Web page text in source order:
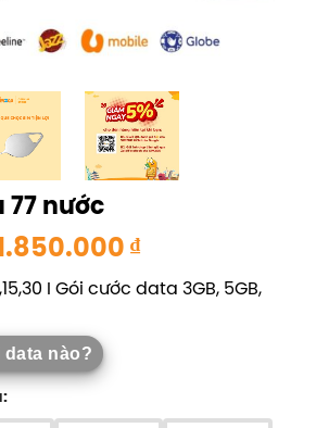
77 nước
₫Khoảng
giá:
từ
I Gói cước data 3GB, 5GB,
data nào?